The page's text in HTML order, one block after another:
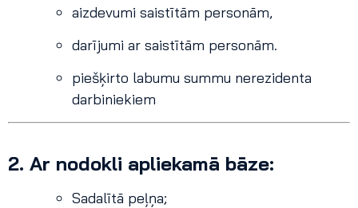
aizdevumi saistītām personām,
darījumi ar saistītām personām.
piešķirto labumu summu nerezidenta
darbiniekiem
2. Ar nodokli apliekamā bāze:
Sadalītā peļņa;